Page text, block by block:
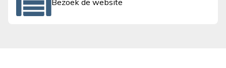
Bezoek de website